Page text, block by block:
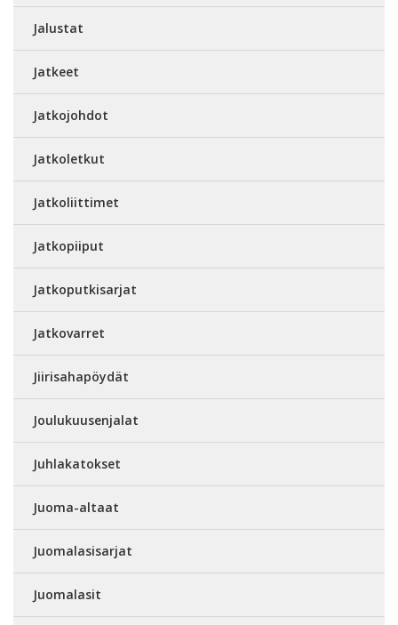
Jalustat
Jatkeet
Jatkojohdot
Jatkoletkut
Jatkoliittimet
Jatkopiiput
Jatkoputkisarjat
Jatkovarret
Jiirisahapöydät
Joulukuusenjalat
Juhlakatokset
Juoma-altaat
Juomalasisarjat
Juomalasit